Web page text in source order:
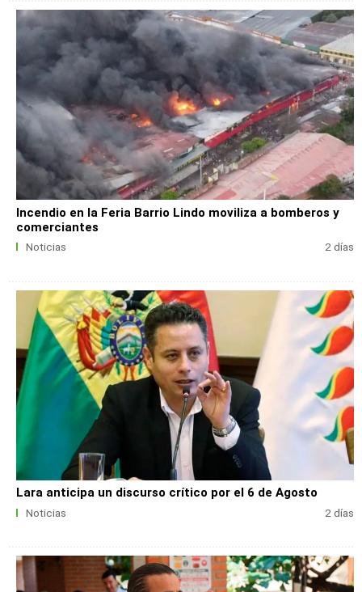
Incendio en la Feria Barrio Lindo moviliza a bomberos y
comerciantes
Noticias 2 días
Lara anticipa un discurso crítico por el 6 de Agosto
Noticias 2 días